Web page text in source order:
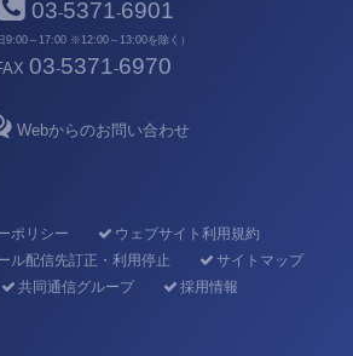
03-5371-6901
9:00～17:00 ※12:00～13:00を除く）
03-5371-6970
Webからのお問い合わせ
ポリシー
ウェブサイト利用規約
ル配信先訂正・利用停止
サイトマップ
共同通信グループ 採用情報